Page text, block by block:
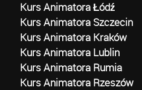
Kurs Animatora Łódź
Kurs Animatora Szczecin
Kurs Animatora Kraków
Kurs Animatora Lublin
Kurs Animatora Rumia
Kurs Animatora Rzeszów